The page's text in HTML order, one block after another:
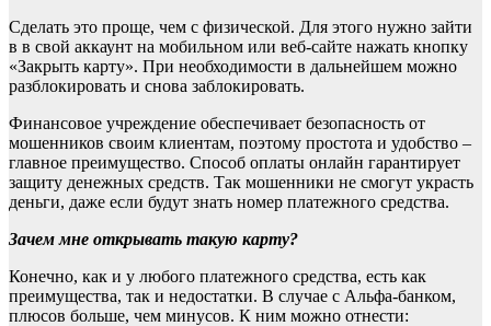
Сделать это проще, чем с физической. Для этого нужно зайти
в в свой аккаунт на мобильном или веб-сайте нажать кнопку
«Закрыть карту». При необходимости в дальнейшем можно
разблокировать и снова заблокировать.
Финансовое учреждение обеспечивает безопасность от
мошенников своим клиентам, поэтому простота и удобство –
главное преимущество. Способ оплаты онлайн гарантирует
защиту денежных средств. Так мошенники не смогут украсть
деньги, даже если будут знать номер платежного средства.
Зачем мне открывать такую карту?
Конечно, как и у любого платежного средства, есть как
преимущества, так и недостатки. В случае с Альфа-банком,
плюсов больше, чем минусов. К ним можно отнести: